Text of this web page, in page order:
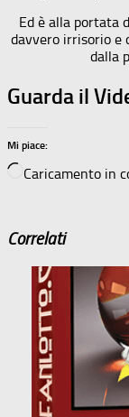
Ed è alla portata
davvero irrisorio e
dalla
Guarda il
Mi piace:
Caricamento in
Correlati